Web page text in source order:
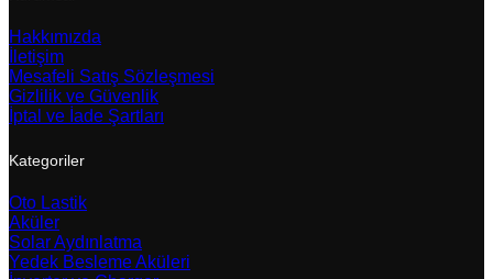
Hakkımızda
İletişim
Mesafeli Satış Sözleşmesi
Gizlilik ve Güvenlik
İptal ve İade Şartları
Kategoriler
Oto Lastik
Aküler
Solar Aydınlatma
Yedek Besleme Aküleri